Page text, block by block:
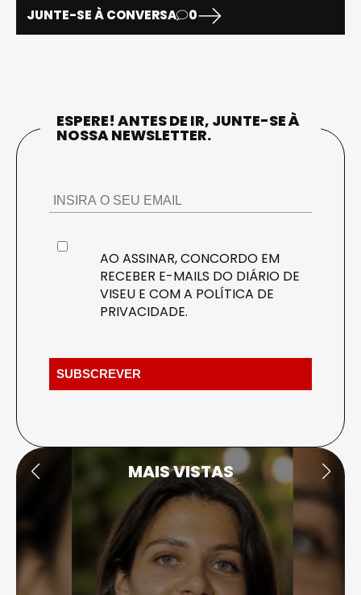
JUNTE-SE À CONVERSA 0
ESPERE! ANTES DE IR, JUNTE-SE À
NOSSA NEWSLETTER.
AO ASSINAR, CONCORDO EM
RECEBER E-MAILS DO DIÁRIO DE
VISEU E COM A POLÍTICA DE
PRIVACIDADE.
MAIS VISTAS